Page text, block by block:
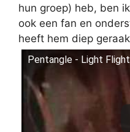
hun groep) heb, ben
ook een fan en
heeft hem diep
Pentangle - Light Flight